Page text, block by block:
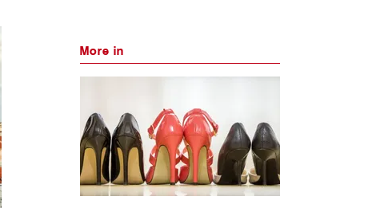
More in